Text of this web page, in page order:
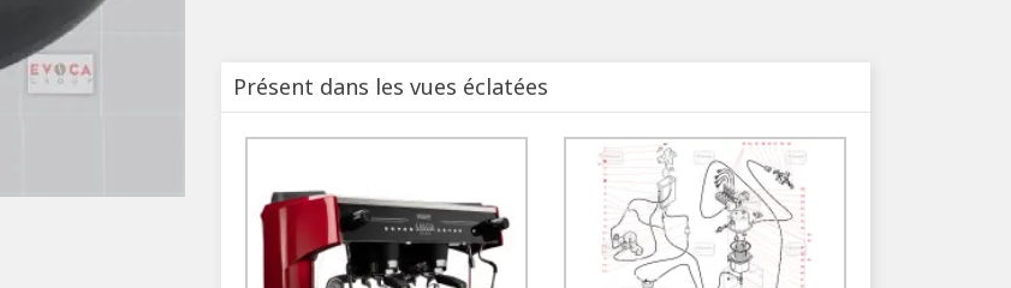
Présent dans les vues éclatées